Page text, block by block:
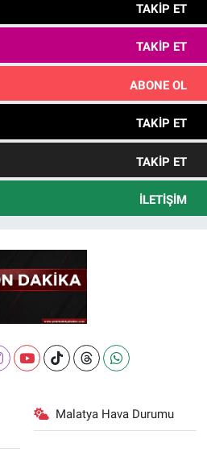
TAKIP ET
TAKIP ET
ABONE OL
TAKIP ET
TAKIP ET
İLETIŞIM
Malatya Hava Durumu